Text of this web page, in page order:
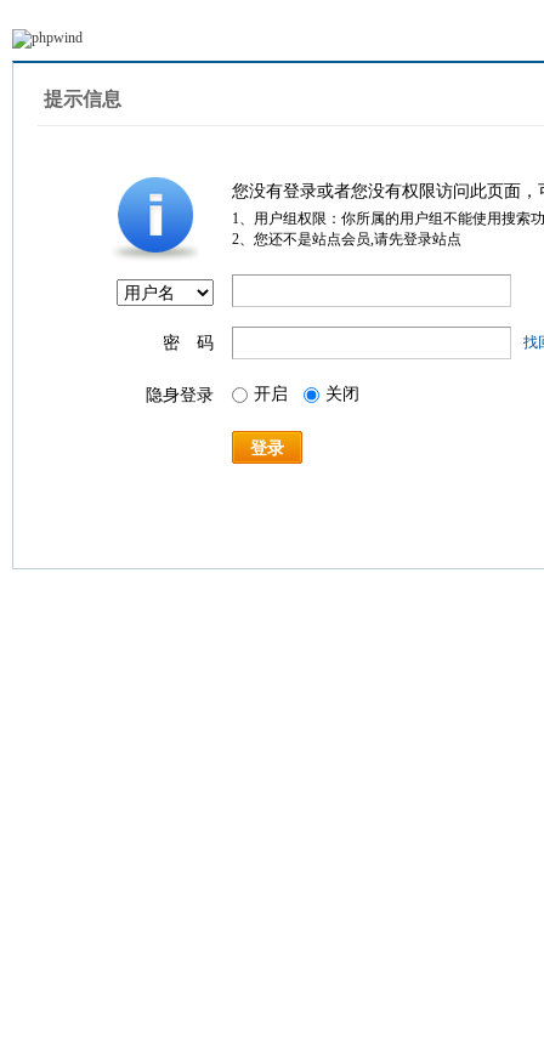
提示信息
您没有登录或者您没有权限访问此页面
1、用户组权限：你所属的用户组不能使用搜索
2、您还不是站点会员,请先登录站点
密 码 找
隐身登录 开启 关闭
登录